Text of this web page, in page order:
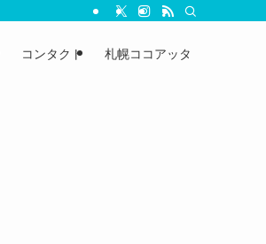
コンタクト 札幌ココアッタ